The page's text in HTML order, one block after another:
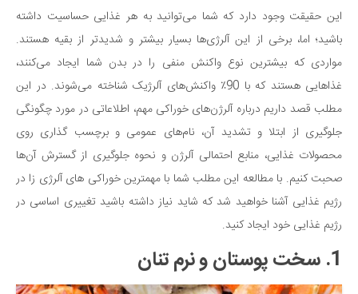
تلویزیون
موسیقی
چهره‌ها
عکاسی و هنرهای تجسمی
کتاب و کتاب‌خوانی
تاریخ
معماری
علمی
فناوری‌ها
نجوم و هوا فضا
زمین و محیط زیست
این حقیقت وجود دارد که شما می‌توانید به هر غذایی حساسیت داشته
باشید؛ اما، برخی از این آلرژی‌ها بسیار بیشتر و شدیدتر از بقیه هستند.
مواردی که بیشترین نوع واکنش منفی را در بدن شما ایجاد می‌کنند،
غذاهایی هستند که با 90٪ واکنش‌های آلرژیک شناخته می‌شوند. در این
مطلب قصد داریم درباره آلرژن‌های خوراکی مهم، اطلاعاتی در مورد چگونگی
جلوگیری از ابتلا و تشدید آن، نام‌های عمومی و برچسب گذاری روی
محصولات غذایی، منابع احتمالی آلرژن و نحوه جلوگیری از گسترش آن‌ها
صحبت کنیم. با مطالعه این مطلب شما با مهمترین خوراکی های آلرژی زا در
رژیم غذایی آشنا خواهید شد که شاید نیاز داشته باشید تغییری اساسی در
رژیم غذایی خود ایجاد کنید.
1. سخت پوستان و نرم تنان